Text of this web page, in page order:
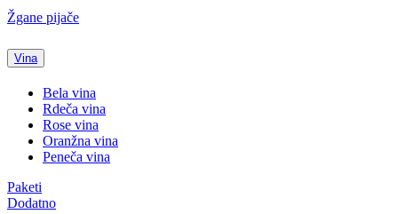
Žgane pijače
Vina
Bela vina
Rdeča vina
Rose vina
Oranžna vina
Peneča vina
Paketi
Dodatno